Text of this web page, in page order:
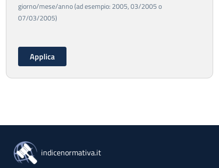
giorno/mese/anno (ad esempio: 2005, 03/2005 o
07/03/2005)
indicenormativa.it